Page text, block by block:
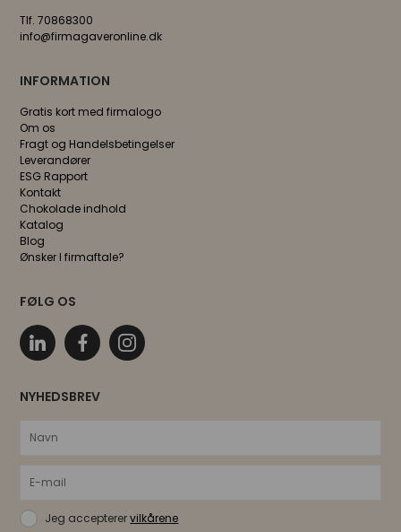
Tlf. 70868300
info@firmagaveronline.dk
INFORMATION
Gratis kort med firmalogo
Om os
Fragt og Handelsbetingelser
Leverandører
ESG Rapport
Kontakt
Chokolade indhold
Katalog
Blog
Ønsker I firmaftale?
FØLG OS
NYHEDSBREV
Jeg accepterervilkårene